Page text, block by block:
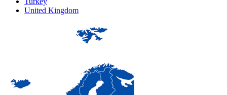
United Kingdom